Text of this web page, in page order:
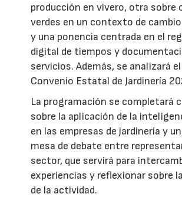
producción en vivero, otra sobre
verdes en un contexto de
y una ponencia centrada en el
digital de tiempos y
servicios. Además, se analizará
Convenio Estatal de Jardinería
La programación se completará
sobre la aplicación de la
en las empresas de jardinería y
mesa de debate entre
sector, que servirá para
experiencias y reflexionar sobre
de la actividad.